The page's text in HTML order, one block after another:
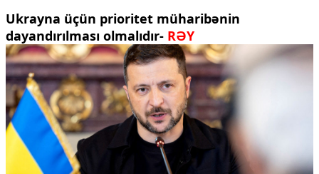
Ukrayna üçün prioritet müharibənin
dayandırılması olmalıdır- RƏY